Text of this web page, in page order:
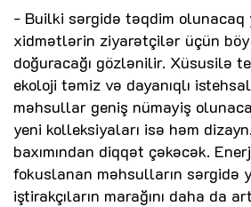
- Builki sərgidə təqdim olunacaq
xidmətlərin ziyarətçilər üçün
doğuracağı gözlənilir. Xüsusilə
ekoloji təmiz və dayanıqlı
məhsullar geniş nümayiş
yeni kolleksiyaları isə həm
baxımından diqqət çəkəcək.
fokuslanan məhsulların sərgidə
iştirakçıların marağını daha da